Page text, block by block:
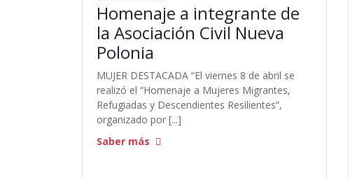
Homenaje a integrante de
la Asociación Civil Nueva
Polonia
MUJER DESTACADA “El viernes 8 de abril se
realizó el “Homenaje a Mujeres Migrantes,
Refugiadas y Descendientes Resilientes”,
organizado por [...]
Saber más